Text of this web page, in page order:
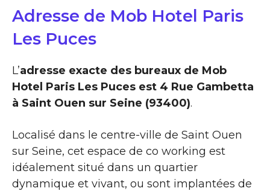
Adresse de Mob Hotel Paris
Les Puces
L’adresse exacte des bureaux de Mob
Hotel Paris Les Puces est 4 Rue Gambetta
à Saint Ouen sur Seine (93400).
Localisé dans le centre-ville de Saint Ouen
sur Seine, cet espace de co working est
idéalement situé dans un quartier
dynamique et vivant, ou sont implantées de